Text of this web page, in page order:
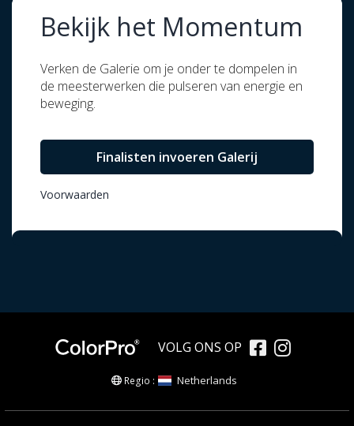
Bekijk het Momentum
Verken de Galerie om je onder te dompelen in
de meesterwerken die pulseren van energie en
beweging.
Finalisten invoeren Galerij
Voorwaarden
VOLG ONS OP
Regio : Netherlands